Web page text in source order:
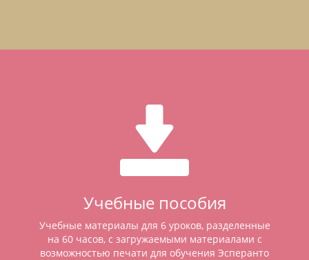
Учебные пособия
Учебные материалы для 6 уроков, разделенные
на 60 часов, с загружаемыми материалами с
возможностью печати для обучения Эсперанто